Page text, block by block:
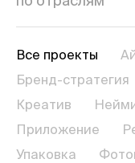
Все проекты
Бренд-стратегия
Креатив
Приложение
Упаковка